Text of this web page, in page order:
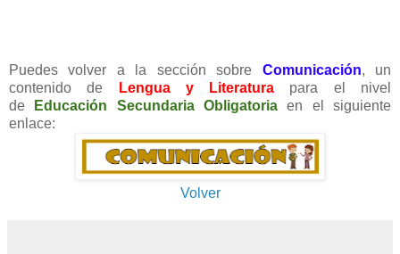
Puedes volver a la sección sobre Comunicación,
un
contenido de
Lengua y Literatura para el nivel
de
Educación Secundaria Obligatoria en el siguiente
enlace:
Volver